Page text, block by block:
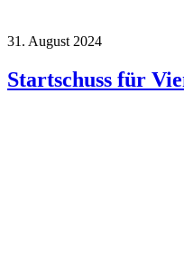
31. August 2024
Startschuss für